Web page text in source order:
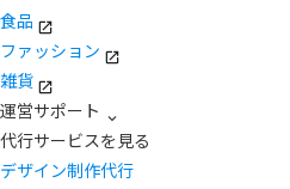
食品
ファッション
雑貨
運営サポート
代行サービスを見る
デザイン制作代行